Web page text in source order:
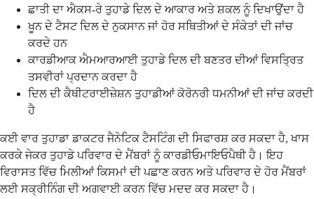
ਛਾਤੀ ਦਾ ਐਕਸ-ਰੇ ਤੁਹਾਡੇ ਦਿਲ ਦੇ ਆਕਾਰ ਅਤੇ ਸ਼ਕਲ ਨੂੰ ਦਿਖਾਉਂਦਾ ਹੈ
ਖੂਨ ਦੇ ਟੈਸਟ ਦਿਲ ਦੇ ਨੁਕਸਾਨ ਜਾਂ ਹੋਰ ਸਥਿਤੀਆਂ ਦੇ ਸੰਕੇਤਾਂ ਦੀ ਜਾਂਚ
ਕਰਦੇ ਹਨ
ਕਾਰਡੀਆਕ ਐਮਆਰਆਈ ਤੁਹਾਡੇ ਦਿਲ ਦੀ ਬਣਤਰ ਦੀਆਂ ਵਿਸਤ੍ਰਿਤ
ਤਸਵੀਰਾਂ ਪ੍ਰਦਾਨ ਕਰਦਾ ਹੈ
ਦਿਲ ਦੀ ਕੈਥੀਟਰਾਈਜ਼ੇਸ਼ਨ ਤੁਹਾਡੀਆਂ ਕੋਰੋਨਰੀ ਧਮਨੀਆਂ ਦੀ ਜਾਂਚ ਕਰਦੀ
ਹੈ
ਕਈ ਵਾਰ ਤੁਹਾਡਾ ਡਾਕਟਰ ਜੈਨੇਟਿਕ ਟੈਸਟਿੰਗ ਦੀ ਸਿਫਾਰਸ਼ ਕਰ ਸਕਦਾ ਹੈ, ਖਾਸ
ਕਰਕੇ ਜੇਕਰ ਤੁਹਾਡੇ ਪਰਿਵਾਰ ਦੇ ਮੈਂਬਰਾਂ ਨੂੰ ਕਾਰਡੀਓਮਾਇਓਪੈਥੀ ਹੈ। ਇਹ
ਵਿਰਾਸਤ ਵਿੱਚ ਮਿਲੀਆਂ ਕਿਸਮਾਂ ਦੀ ਪਛਾਣ ਕਰਨ ਅਤੇ ਪਰਿਵਾਰ ਦੇ ਹੋਰ ਮੈਂਬਰਾਂ
ਲਈ ਸਕ੍ਰੀਨਿੰਗ ਦੀ ਅਗਵਾਈ ਕਰਨ ਵਿੱਚ ਮਦਦ ਕਰ ਸਕਦਾ ਹੈ।